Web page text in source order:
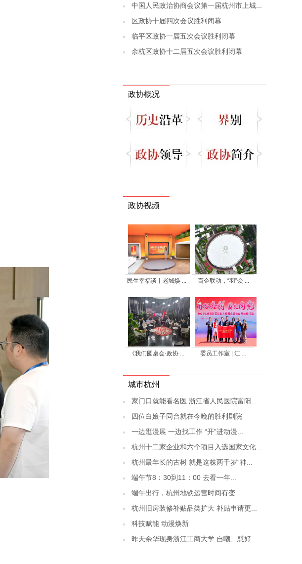
中国人民政治协商会议第一届杭州市上城...
区政协十届四次会议胜利闭幕
临平区政协一届五次会议胜利闭幕
余杭区政协十二届五次会议胜利闭幕
政协概况
政协视频
民生幸福谈丨老城焕 ... 百企联动，“羽”众 ...
《我们圆桌会·政协 ... 委员工作室 | 江 ...
城市杭州
家门口就能看名医 浙江省人民医院富阳...
四位白娘子同台就在今晚的胜利剧院
一边逛漫展 一边找工作 “开”进动漫...
杭州十二家企业和六个项目入选国家文化...
杭州最年长的古树 就是这株两千岁“神...
端午节8：30到11：00 去看一年...
端午出行，杭州地铁运营时间有变
杭州旧房装修补贴品类扩大 补贴申请更...
科技赋能 动漫焕新
昨天余华现身浙江工商大学 自嘲、怼好...